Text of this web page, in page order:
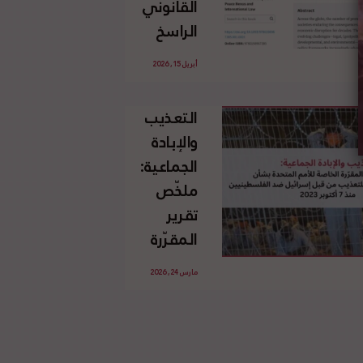
الإسرائيلي
غير
القانوني
الفلسطينية
القانوني
الراسخ
للاجئين
وحقهم
في العودة
بموجب
القانون
الدولي
أبريل 15, 2026
التعذيب
والإبادة
الجماعية:
ملخّص
تقرير
المقرّرة
الخاصة
مارس 24, 2026